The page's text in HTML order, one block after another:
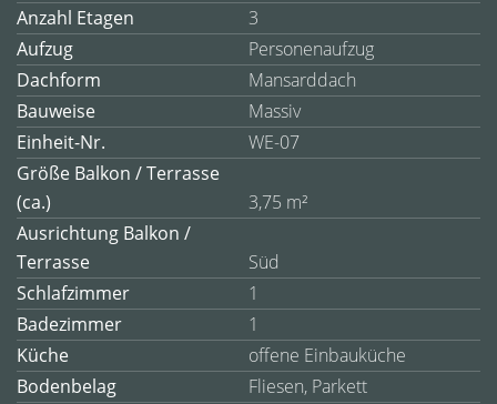
Anzahl Etagen
3
Aufzug
Personenaufzug
Dachform
Mansarddach
Bauweise
Massiv
Einheit-Nr.
WE-07
Größe Balkon / Terrasse
(ca.)
3,75 m²
Ausrichtung Balkon /
Terrasse
Süd
Schlafzimmer
1
Badezimmer
1
Küche
offene Einbauküche
Bodenbelag
Fliesen, Parkett